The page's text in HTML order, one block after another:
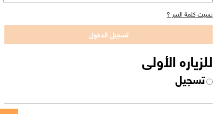
نسيت كلمة السر ؟
للزياره الأولى
تسجيل